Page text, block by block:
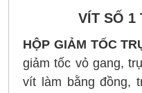
HỘP GIẢM TỐC
giảm tốc vỏ gang,
vít làm bằng đồng,
vào. Các loại hộp